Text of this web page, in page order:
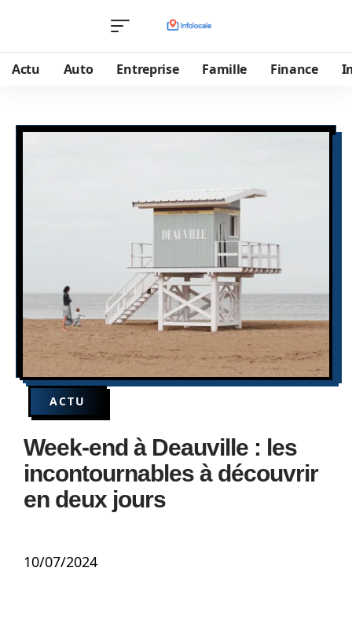
Actu Auto Entreprise Famille Finance
ACTU
Week-end à Deauville : les
incontournables à découvrir
en deux jours
10/07/2024